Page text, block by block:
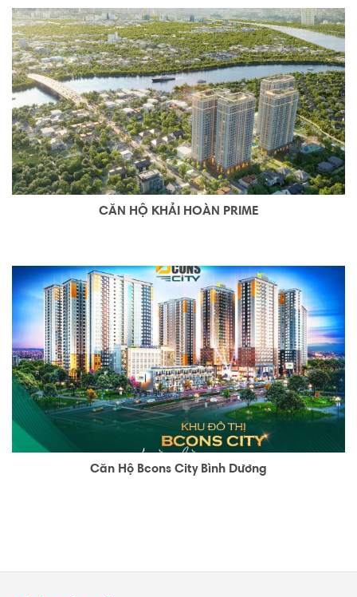
CĂN HỘ KHẢI HOÀN PRIME
Căn Hộ Bcons City Bình Dương